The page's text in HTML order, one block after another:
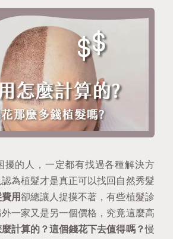
擾的人，一定都有找過各種解決方
為植髮才是真正可以找回自然秀髮
用卻總讓人捉摸不著，有些植髮診
一家又是另一個價格，究竟這麼高
計算的？這個錢花下去值得嗎？慢